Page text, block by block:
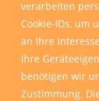
verarbeiten
Cookie-IDs, um
an Ihre
Ihre
benötigen wir
Zustimmung.